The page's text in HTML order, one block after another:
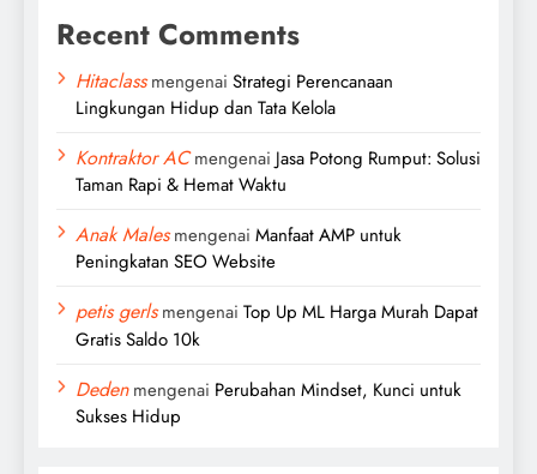
Recent Comments
Hitaclassmengenai Strategi Perencanaan
Lingkungan Hidup dan Tata Kelola
Kontraktor ACmengenai Jasa Potong Rumput: Solusi
Taman Rapi & Hemat Waktu
Anak Malesmengenai Manfaat AMP untuk
Peningkatan SEO Website
petis gerlsmengenai Top Up ML Harga Murah Dapat
Gratis Saldo 10k
Dedenmengenai Perubahan Mindset, Kunci untuk
Sukses Hidup